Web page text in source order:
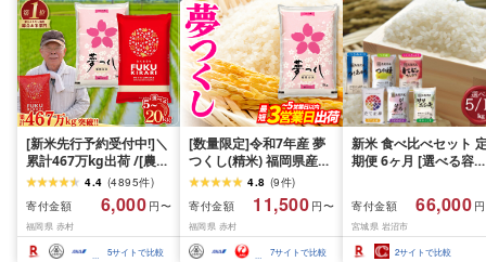
[新米先行予約受付中!]＼
累計467万kg出荷 /[農家
応援米]訳あり 令和7年産
令和8年産ふくきらり 夢
つくし 5kg 10kg 15kg
20kg [選べる品種・内容
量・出荷時期]複数原料
4.4 (4895件)
寄付金額
6,000 円〜
福岡県 赤村
5サイトで比較
[数量限定]令和7年産 夢
つくし(精米) 福岡県産ブ
ランド米 10kg (品
番:3X11R7)
4.8 (9件)
寄付金額
11,500 円〜
福岡県 赤村
7サイトで比較
新米 食べ比べセット
期便 6ヶ月 [選べる容
ん つきあかり つや姫
じのきらめき だて正夢
ひとめぼれ ササニシキ
セット 銘柄米 味比べ
寄付金額 66,000
宮城県 岩沼市
2サイトで比較